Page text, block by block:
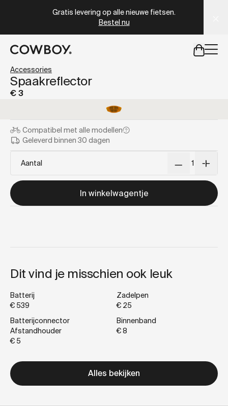
Gratis levering op alle nieuwe fietsen.
Bestel nu
een testride is dichtbij
Spaakreflector
€ 3
Compatibel met alle modellen
Geleverd binnen 30 dagen
Aantal
In winkelwagentje
Accessories
Dit vind je misschien ook leuk
Batterij
€ 539
Zadelpen
€ 25
Batterijconnector
Afstandhouder
€ 5
Binnenband
€ 8
Alles bekijken